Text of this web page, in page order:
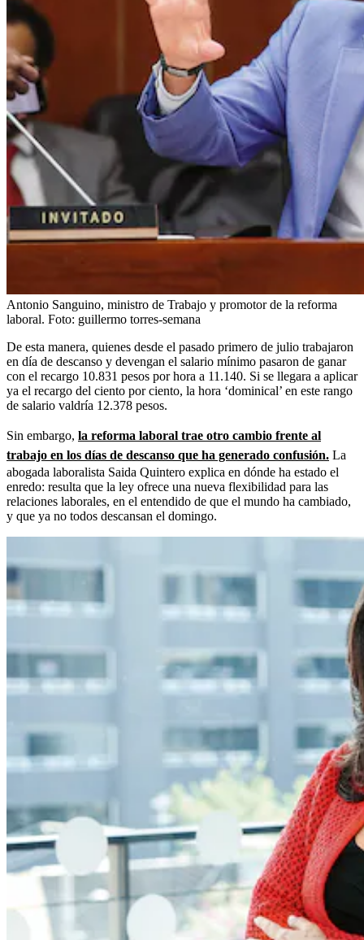
Antonio Sanguino, ministro de Trabajo y promotor de la reforma
laboral. Foto: guillermo torres-semana
De esta manera, quienes desde el pasado primero de julio trabajaron
en día de descanso y devengan el salario mínimo pasaron de ganar
con el recargo 10.831 pesos por hora a 11.140. Si se llegara a aplicar
ya el recargo del ciento por ciento, la hora ‘dominical’ en este rango
de salario valdría 12.378 pesos.
Sin embargo, la reforma laboral trae otro cambio frente al
trabajo en los días de descanso que ha generado confusión. La
abogada laboralista Saida Quintero explica en dónde ha estado el
enredo: resulta que la ley ofrece una nueva flexibilidad para las
relaciones laborales, en el entendido de que el mundo ha cambiado,
y que ya no todos descansan el domingo.